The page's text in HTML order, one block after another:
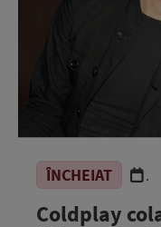
ÎNCHEIAT .
Coldplay